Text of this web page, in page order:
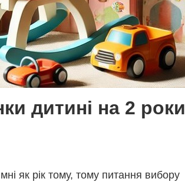
дитині на 2 роки
як рік тому, тому питання вибору